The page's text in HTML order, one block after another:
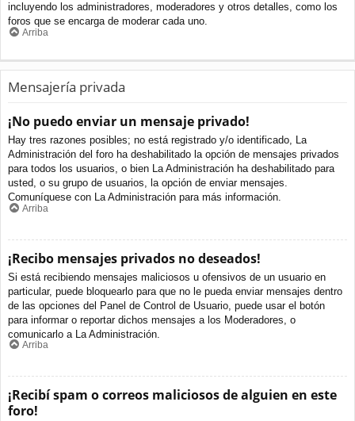
incluyendo los administradores, moderadores y otros detalles, como los
foros que se encarga de moderar cada uno.
Arriba
Mensajería privada
¡No puedo enviar un mensaje privado!
Hay tres razones posibles; no está registrado y/o identificado, La
Administración del foro ha deshabilitado la opción de mensajes privados
para todos los usuarios, o bien La Administración ha deshabilitado para
usted, o su grupo de usuarios, la opción de enviar mensajes.
Comuníquese con La Administración para más información.
Arriba
¡Recibo mensajes privados no deseados!
Si está recibiendo mensajes maliciosos u ofensivos de un usuario en
particular, puede bloquearlo para que no le pueda enviar mensajes dentro
de las opciones del Panel de Control de Usuario, puede usar el botón
para informar o reportar dichos mensajes a los Moderadores, o
comunicarlo a La Administración.
Arriba
¡Recibí spam o correos maliciosos de alguien en este
foro!